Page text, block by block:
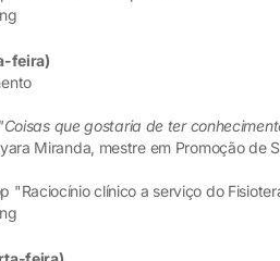
feira)
"Coisas que gostaria de ter
Miranda, mestre em Promoção de
"Raciocínio clínico a serviço do